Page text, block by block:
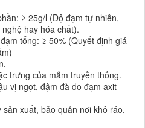
≥ 25g/l (Độ đạm tự nhiên,
hay hóa chất).
tổng: ≥ 50% (Quyết định giá
trưng của mắm truyền thống.
vị ngọt, đậm đà do đạm axit
xuất, bảo quản nơi khô ráo,